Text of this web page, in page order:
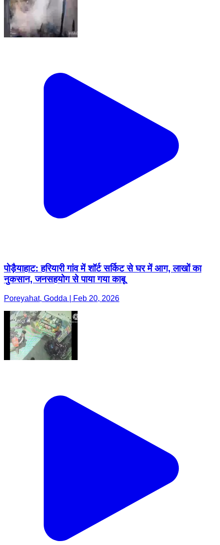
पोड़ैयाहाट: हरियारी गांव में शॉर्ट सर्किट से घर में आग, लाखों का
नुकसान, जनसहयोग से पाया गया काबू
Poreyahat, Godda | Feb 20, 2026